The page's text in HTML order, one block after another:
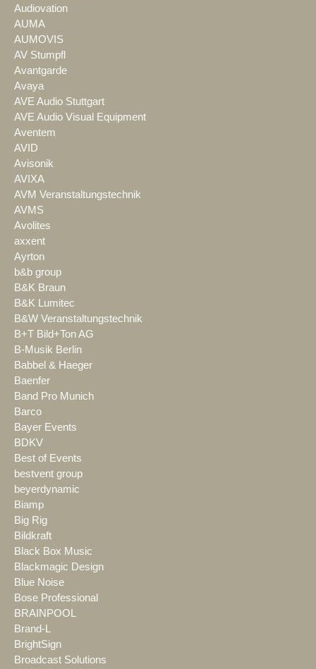
Audiovation
AUMA
AUMOVIS
AV Stumpfl
Avantgarde
Avaya
AVE Audio Stuttgart
AVE Audio Visual Equipment
Aventem
AVID
Avisonik
AVIXA
AVM Veranstaltungstechnik
AVMS
Avolites
axxent
Ayrton
b&b group
B&K Braun
B&K Lumitec
B&W Veranstaltungstechnik
B+T Bild+Ton AG
B-Musik Berlin
Babbel & Haeger
Baenfer
Band Pro Munich
Barco
Bayer Events
BDKV
Best of Events
bestvent group
beyerdynamic
Biamp
Big Rig
Bildkraft
Black Box Music
Blackmagic Design
Blue Noise
Bose Professional
BRAINPOOL
Brand-L
BrightSign
Broadcast Solutions